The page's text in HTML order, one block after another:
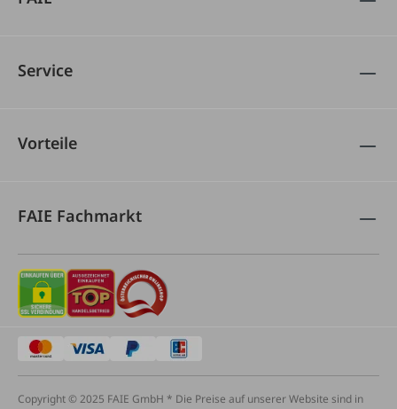
Service
Vorteile
FAIE Fachmarkt
Copyright © 2025 FAIE GmbH * Die Preise auf unserer Website sind in